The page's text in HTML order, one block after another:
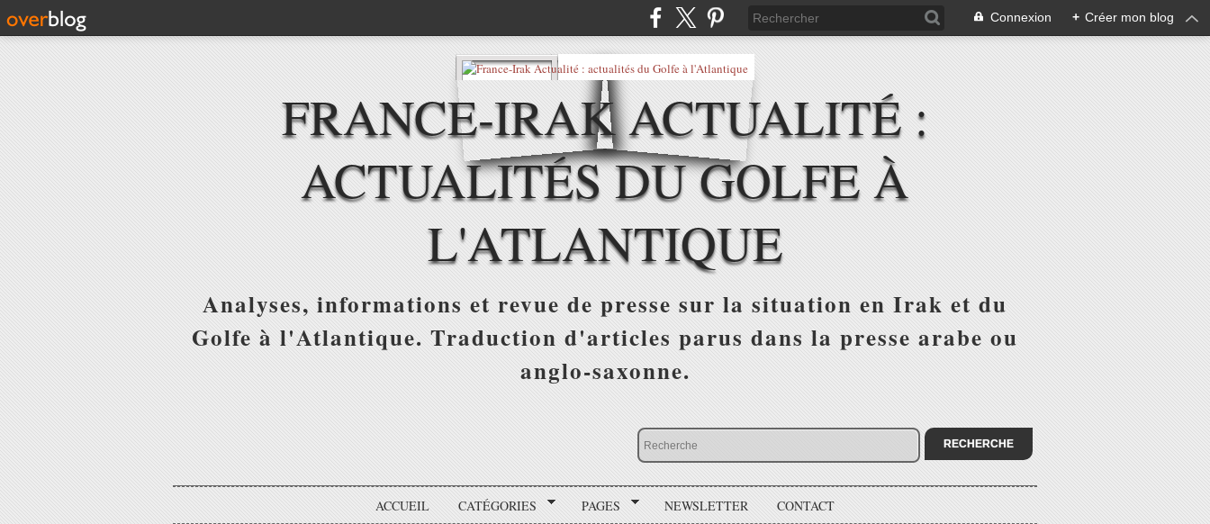
Connexion + Créer mon blog
FRANCE-IRAK ACTUALITÉ :
ACTUALITÉS DU GOLFE À
L'ATLANTIQUE
Analyses, informations et revue de presse sur la situation en Irak et du
Golfe à l'Atlantique. Traduction d'articles parus dans la presse arabe ou
anglo-saxonne.
ACCUEIL CATÉGORIES PAGES NEWSLETTER CONTACT